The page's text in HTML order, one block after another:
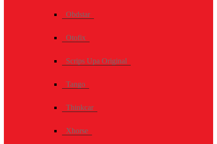
Obdstar
Otofix
Scrips Upa Original
Tango
Thinkcar
Xhorse